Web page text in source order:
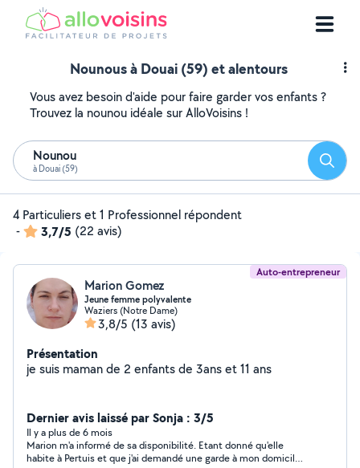
Nounous à Douai (59) et alentours
Vous avez besoin d'aide pour faire garder vos enfants ?
Trouvez la nounou idéale sur AlloVoisins !
Nounou
à Douai (59)
4 Particuliers et 1 Professionnel répondent
-
3,7/5 (22 avis)
Auto-entrepreneur
Marion Gomez
Jeune femme polyvalente
Waziers (Notre Dame)
3,8/5 (13 avis)
Présentation
je suis maman de 2 enfants de 3ans et 11 ans
Dernier avis laissé par Sonja : 3/5
Il y a plus de 6 mois
Marion m'a informé de sa disponibilité. Etant donné qu'elle
habite à Pertuis et que j'ai demandé une garde à mon domicile,